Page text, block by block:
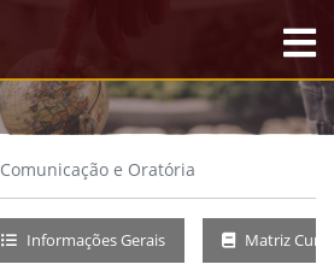
Comunicação e Oratória
Informações Gerais Matriz